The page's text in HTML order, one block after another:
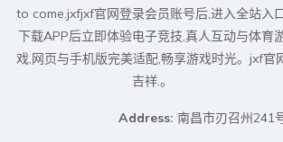
to come.jxfjxf官网登录会员账号后,进入全站入
下载APP后立即体验电子竞技,真人互动与体育
戏,网页与手机版完美适配,畅享游戏时光。jxf官
吉祥.。
Address: 南昌市刃召州241